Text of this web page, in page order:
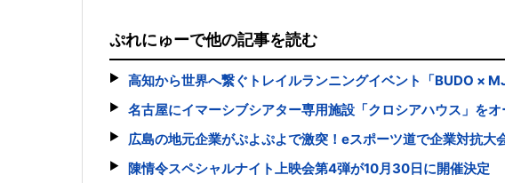
ぷれにゅーで他の記事を読む
高知から世界へ繋ぐトレイルランニングイベント「BUDO ×
名古屋にイマーシブシアター専用施設「クロシアハウス」を
広島の地元企業がぷよぷよで激突！eスポーツ道で企業対抗大
陳情令スペシャルナイト上映会第4弾が10月30日に開催決定